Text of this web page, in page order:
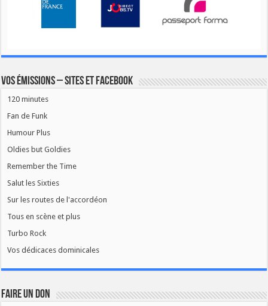
Vos émissions – Sites et Facebook
120 minutes
Fan de Funk
Humour Plus
Oldies but Goldies
Remember the Time
Salut les Sixties
Sur les routes de l'accordéon
Tous en scène et plus
Turbo Rock
Vos dédicaces dominicales
FAIRE UN DON